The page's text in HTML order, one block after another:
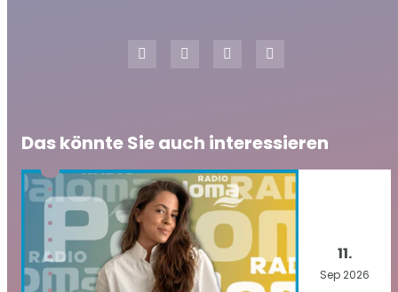
Das könnte Sie auch interessieren
11.
Sep2026